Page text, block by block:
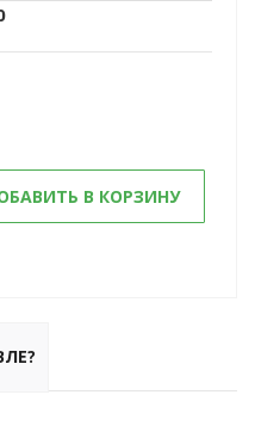
В КОРЗИНУ